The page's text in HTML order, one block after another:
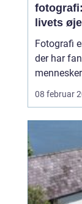
livets
Fotografi
der har
igennem
dygtig
evnen til
08 februar